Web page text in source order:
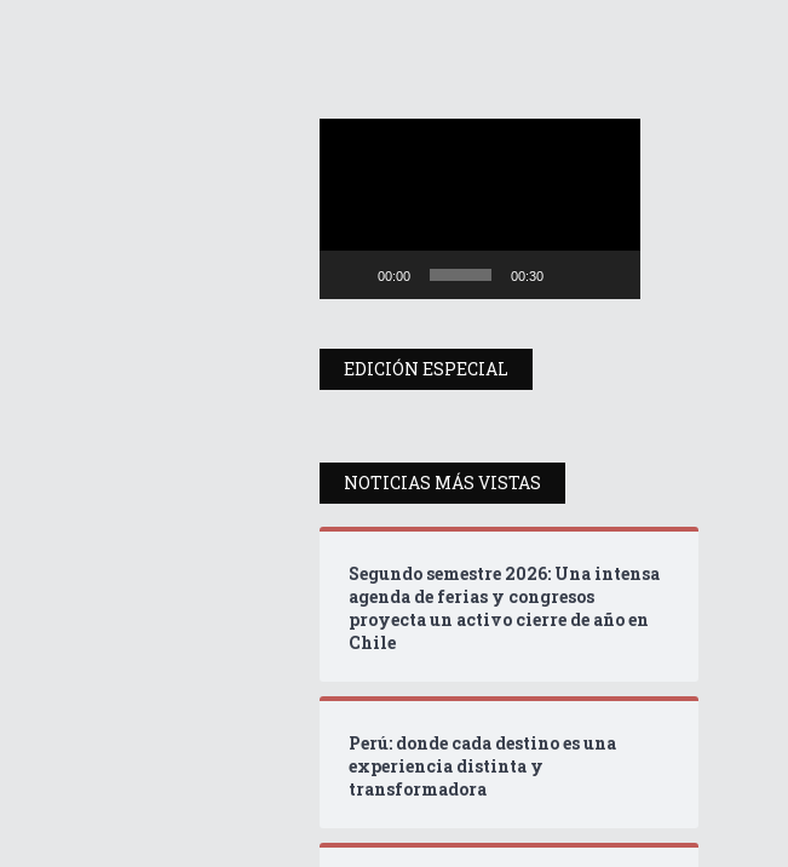
00:00 00:30
EDICIÓN ESPECIAL
NOTICIAS MÁS VISTAS
Segundo semestre 2026: Una intensa
agenda de ferias y congresos
proyecta un activo cierre de año en
Chile
Perú: donde cada destino es una
experiencia distinta y
transformadora